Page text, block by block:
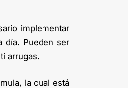
implementar
Pueden ser
arrugas.
la cual está